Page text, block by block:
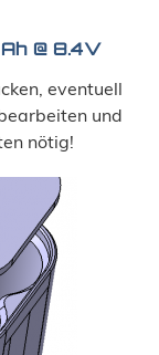
@ 8.4V
eventuell
und
nötig!